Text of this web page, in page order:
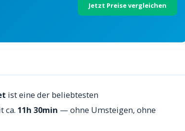
Jetzt Preise vergleichen
ist eine der beliebtesten
ca. 11h 30min — ohne Umsteigen, ohne